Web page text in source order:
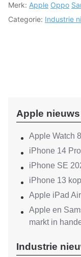
Merk: Apple Oppo
Categorie: Industrie
Apple nieuws
Apple Watch
iPhone 14
iPhone SE
iPhone 13
Apple iPad
Apple en
markt in
Industrie